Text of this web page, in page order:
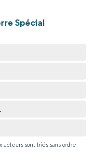
Spécial
sont triés sans ordre